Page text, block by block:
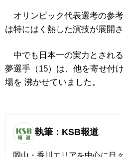
オリンピック代表選考の参
は特にはく熱した演技が展開さ
中でも日本一の実力とされ
夢選手（15）は、他を寄せ付
場を 沸かせていました。
執筆：KSB報道
岡山・香川エリアを中心に日